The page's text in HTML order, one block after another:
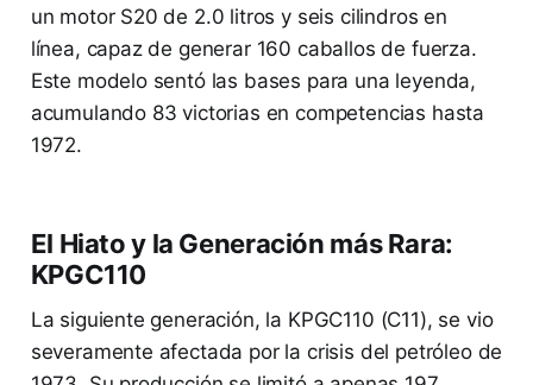
un motor S20 de 2.0 litros y seis cilindros en
línea, capaz de generar 160 caballos de fuerza.
Este modelo sentó las bases para una leyenda,
acumulando 83 victorias en competencias hasta
1972.
El Hiato y la Generación más Rara:
KPGC110
La siguiente generación, la KPGC110 (C11), se vio
severamente afectada por la crisis del petróleo de